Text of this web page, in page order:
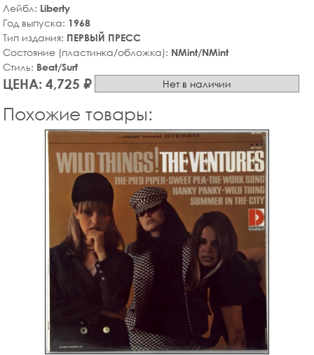
Лейбл: Liberty
Год выпуска: 1968
Тип издания: ПЕРВЫЙ ПРЕСС
Состояние (пластинка/обложка): NMint/NMint
Стиль: Beat/Surf
ЦЕНА: 4,725 ₽ Нет в наличии
Похожие товары: